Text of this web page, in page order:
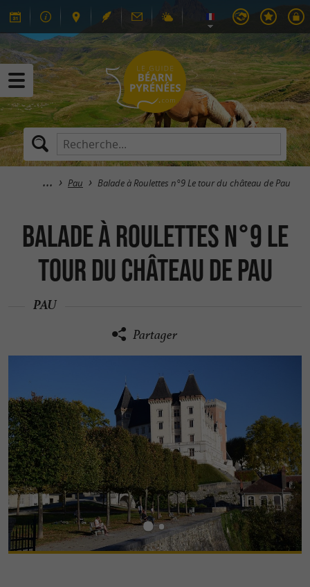
Pau Balade à Roulettes n°9 Le tour du château de Pau
Balade à Roulettes n°9 Le
tour du château de Pau
PAU
Partager